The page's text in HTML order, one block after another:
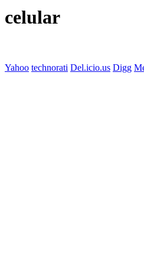
celular
Yahoo technorati Del.icio.us Digg